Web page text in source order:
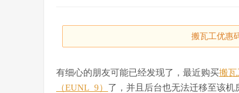
搬瓦工优惠
有细心的朋友可能已经发现了，最近购买搬瓦
（EUNL_9） 了，并且后台也无法迁移至该